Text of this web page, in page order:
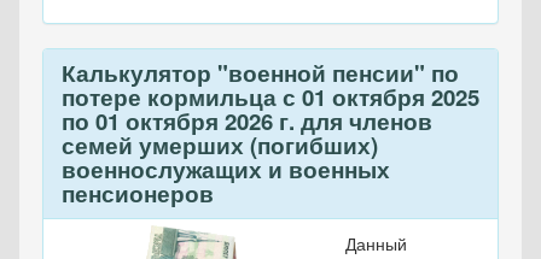
Калькулятор "военной пенсии" по
потере кормильца с 01 октября 2025
по 01 октября 2026 г. для членов
семей умерших (погибших)
военнослужащих и военных
пенсионеров
Данный